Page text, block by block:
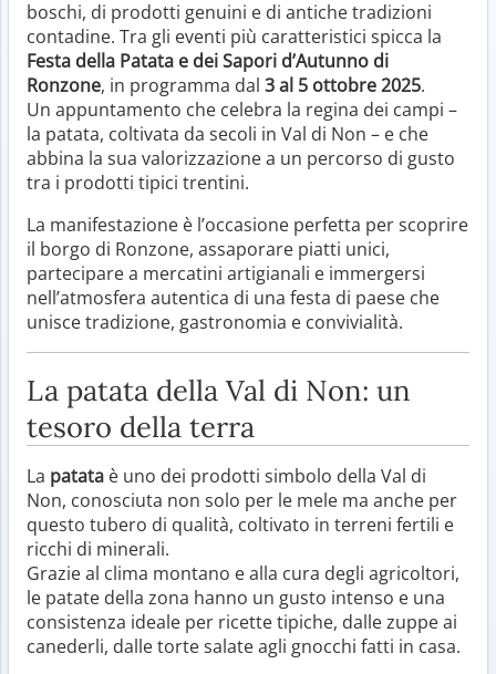
boschi, di prodotti genuini e di antiche tradizioni
contadine. Tra gli eventi più caratteristici spicca la
Festa della Patata e dei Sapori d’Autunno di
Ronzone, in programma dal 3 al 5 ottobre 2025.
Un appuntamento che celebra la regina dei campi –
la patata, coltivata da secoli in Val di Non – e che
abbina la sua valorizzazione a un percorso di gusto
tra i prodotti tipici trentini.
La manifestazione è l’occasione perfetta per scoprire
il borgo di Ronzone, assaporare piatti unici,
partecipare a mercatini artigianali e immergersi
nell’atmosfera autentica di una festa di paese che
unisce tradizione, gastronomia e convivialità.
La patata della Val di Non: un
tesoro della terra
La patata è uno dei prodotti simbolo della Val di
Non, conosciuta non solo per le mele ma anche per
questo tubero di qualità, coltivato in terreni fertili e
ricchi di minerali.
Grazie al clima montano e alla cura degli agricoltori,
le patate della zona hanno un gusto intenso e una
consistenza ideale per ricette tipiche, dalle zuppe ai
canederli, dalle torte salate agli gnocchi fatti in casa.